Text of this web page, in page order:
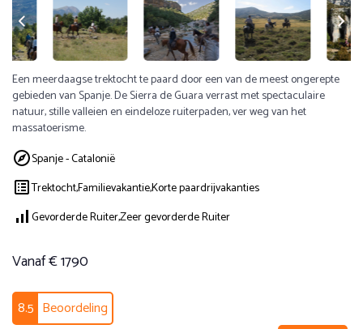
Een meerdaagse trektocht te paard door een van de meest ongerepte
gebieden van Spanje. De Sierra de Guara verrast met spectaculaire
natuur, stille valleien en eindeloze ruiterpaden, ver weg van het
massatoerisme.
Spanje - Catalonië
Trektocht,Familievakantie,Korte paardrijvakanties
Gevorderde Ruiter,Zeer gevorderde Ruiter
Vanaf € 1790
8.5 Beoordeling